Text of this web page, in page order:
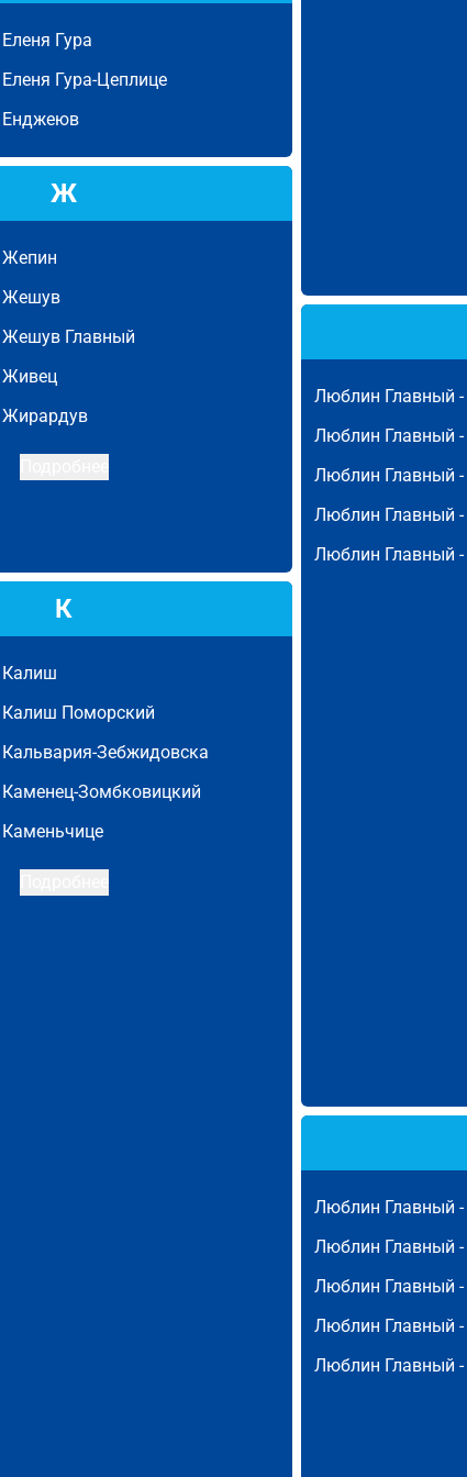
Еленя Гура
Еленя Гура-Цеплице
Енджеюв
Ж
Жепин
Жешув
Жешув Главный
Живец
Жирардув
Люблин Главный -
Люблин Главный -
Люблин Главный -
Люблин Главный -
Люблин Главный -
К
Калиш
Калиш Поморский
Кальвария-Зебжидовска
Каменец-Зомбковицкий
Каменьчице
Люблин Главный -
Люблин Главный -
Люблин Главный -
Люблин Главный -
Люблин Главный -